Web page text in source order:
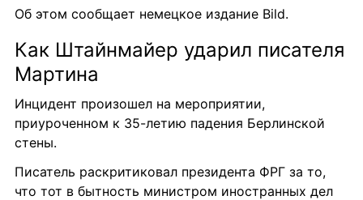
Об этом сообщает немецкое издание Bild.
Как Штайнмайер ударил писателя
Мартина
Инцидент произошел на мероприятии,
приуроченном к 35-летию падения Берлинской
стены.
Писатель раскритиковал президента ФРГ за то,
что тот в бытность министром иностранных дел